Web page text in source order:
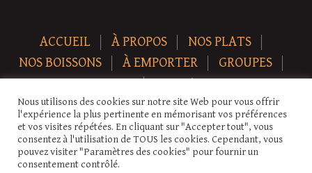
ACCUEIL À PROPOS
NOS PLATS
NOS BOISSONS
À EMPORTER
GROUPES
NEWS
CONTACT
Copyright © 2026 Auberge-ecurie. Tous droits réservés.
Nous utilisons des cookies sur notre site Web pour vous offrir
l'expérience la plus pertinente en mémorisant vos préférences
et vos visites répétées. En cliquant sur "Accepter tout", vous
consentez à l'utilisation de TOUS les cookies. Cependant, vous
pouvez visiter "Paramètres des cookies" pour fournir un
consentement contrôlé.